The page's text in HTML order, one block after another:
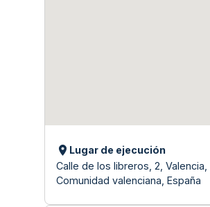
Lugar de ejecución
Calle de los libreros, 2, Valencia,
Comunidad valenciana, España